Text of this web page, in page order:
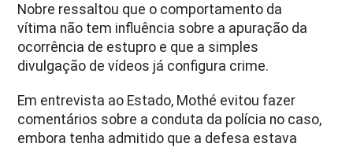
Nobre ressaltou que o comportamento da
vítima não tem influência sobre a apuração da
ocorrência de estupro e que a simples
divulgação de vídeos já configura crime.
Em entrevista ao Estado, Mothé evitou fazer
comentários sobre a conduta da polícia no caso,
embora tenha admitido que a defesa estava